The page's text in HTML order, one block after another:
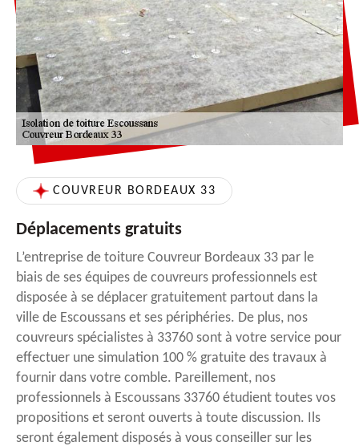
COUVREUR BORDEAUX 33
Déplacements gratuits
L’entreprise de toiture Couvreur Bordeaux 33 par le
biais de ses équipes de couvreurs professionnels est
disposée à se déplacer gratuitement partout dans la
ville de Escoussans et ses périphéries. De plus, nos
couvreurs spécialistes à 33760 sont à votre service pour
effectuer une simulation 100 % gratuite des travaux à
fournir dans votre comble. Pareillement, nos
professionnels à Escoussans 33760 étudient toutes vos
propositions et seront ouverts à toute discussion. Ils
seront également disposés à vous conseiller sur les